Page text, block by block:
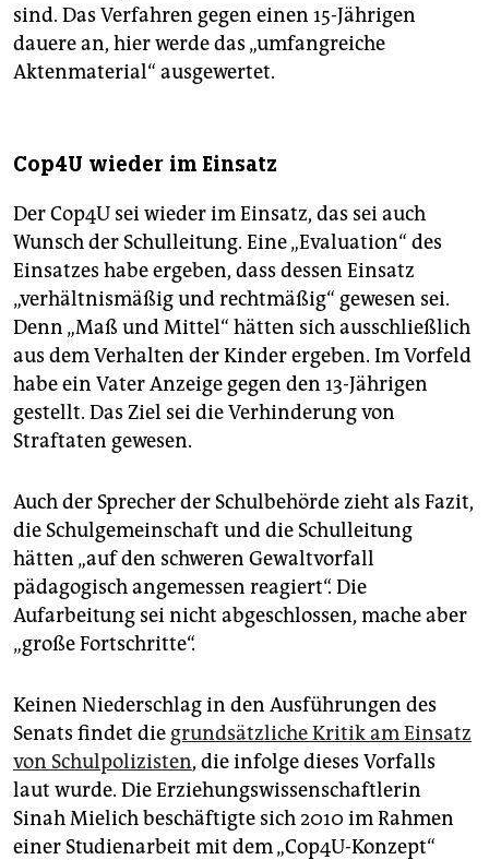
sind. Das Verfahren gegen einen 15-Jährigen
dauere an, hier werde das „umfangreiche
Aktenmaterial“ ausgewertet.
Cop4U wieder im Einsatz
Der Cop4U sei wieder im Einsatz, das sei auch
Wunsch der Schulleitung. Eine „Evaluation“ des
Einsatzes habe ergeben, dass dessen Einsatz
„verhältnismäßig und rechtmäßig“ gewesen sei.
Denn „Maß und Mittel“ hätten sich ausschließlich
aus dem Verhalten der Kinder ergeben. Im Vorfeld
habe ein Vater Anzeige gegen den 13-Jährigen
gestellt. Das Ziel sei die Verhinderung von
Straftaten gewesen.
Auch der Sprecher der Schulbehörde zieht als Fazit,
die Schulgemeinschaft und die Schulleitung
hätten „auf den schweren Gewaltvorfall
pädagogisch angemessen reagiert“. Die
Aufarbeitung sei nicht abgeschlossen, mache aber
„große Fortschritte“.
Keinen Niederschlag in den Ausführungen des
Senats findet die grundsätzliche Kritik am Einsatz
von Schulpolizisten, die infolge dieses Vorfalls
laut wurde. Die Erziehungswissenschaftlerin
Sinah Mielich beschäftigte sich 2010 im Rahmen
einer Studienarbeit mit dem „Cop4U-Konzept“